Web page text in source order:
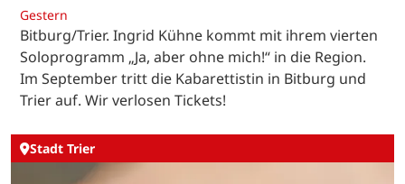
Gestern
Bitburg/Trier. Ingrid Kühne kommt mit ihrem vierten
Soloprogramm „Ja, aber ohne mich!“ in die Region.
Im September tritt die Kabarettistin in Bitburg und
Trier auf. Wir verlosen Tickets!
Stadt Trier